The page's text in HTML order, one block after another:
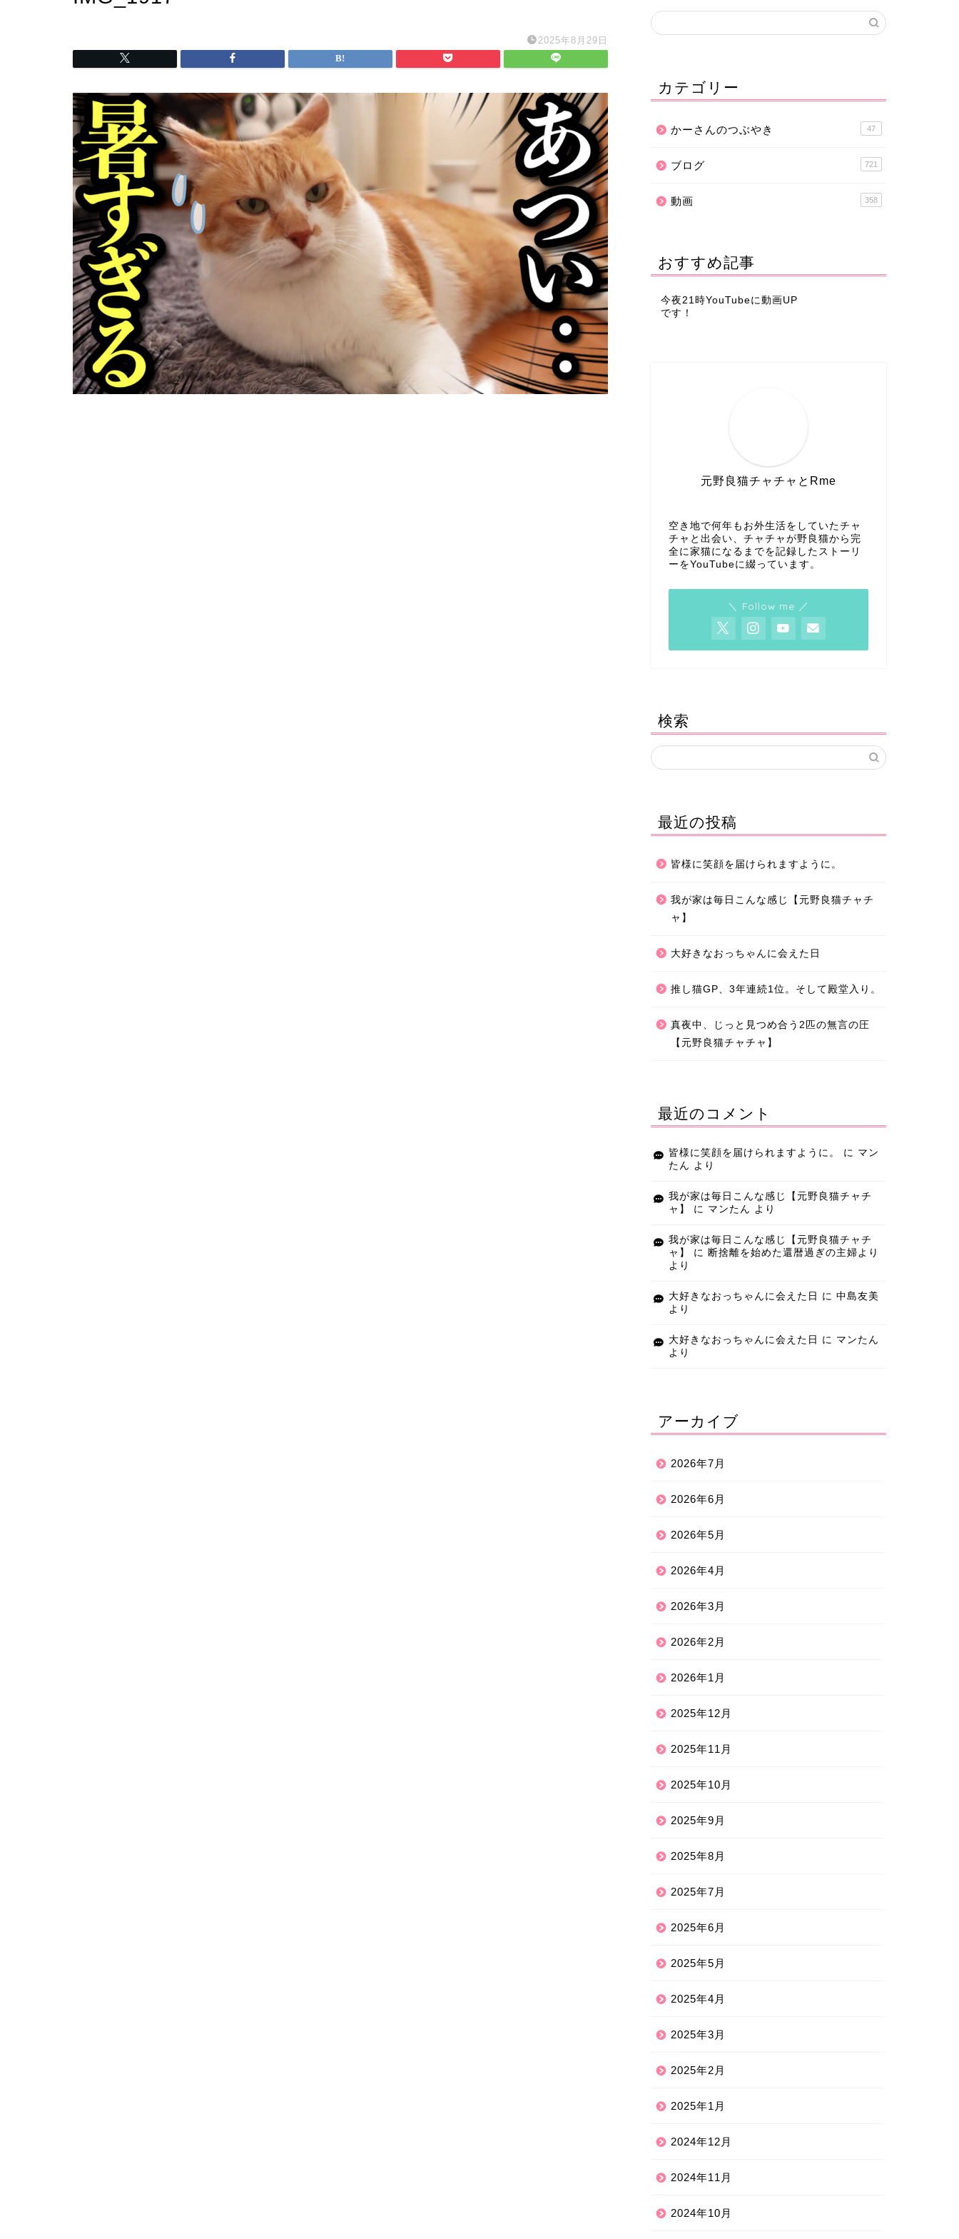
2025年8月29日
カテゴリー
かーさんのつぶやき 47
ブログ 721
動画 358
おすすめ記事
今夜21時YouTubeに動画UP
です！
元野良猫チャチャとRme
空き地で何年もお外生活をしていたチャ
チャと出会い、チャチャが野良猫から完
全に家猫になるまでを記録したストーリ
ーをYouTubeに綴っています。
＼ Follow me ／
検索
最近の投稿
皆様に笑顔を届けられますように。
我が家は毎日こんな感じ【元野良猫チャチ
ャ】
大好きなおっちゃんに会えた日
推し猫GP、3年連続1位。そして殿堂入り。
真夜中、じっと見つめ合う2匹の無言の圧
【元野良猫チャチャ】
最近のコメント
皆様に笑顔を届けられますように。 に マン
たん より
我が家は毎日こんな感じ【元野良猫チャチ
ャ】
に マンたん より
我が家は毎日こんな感じ【元野良猫チャチ
ャ】
に 断捨離を始めた還暦過ぎの主婦より
より
大好きなおっちゃんに会えた日 に 中島友美
より
大好きなおっちゃんに会えた日 に マンたん
より
アーカイブ
2026年7月
2026年6月
2026年5月
2026年4月
2026年3月
2026年2月
2026年1月
2025年12月
2025年11月
2025年10月
2025年9月
2025年8月
2025年7月
2025年6月
2025年5月
2025年4月
2025年3月
2025年2月
2025年1月
2024年12月
2024年11月
2024年10月